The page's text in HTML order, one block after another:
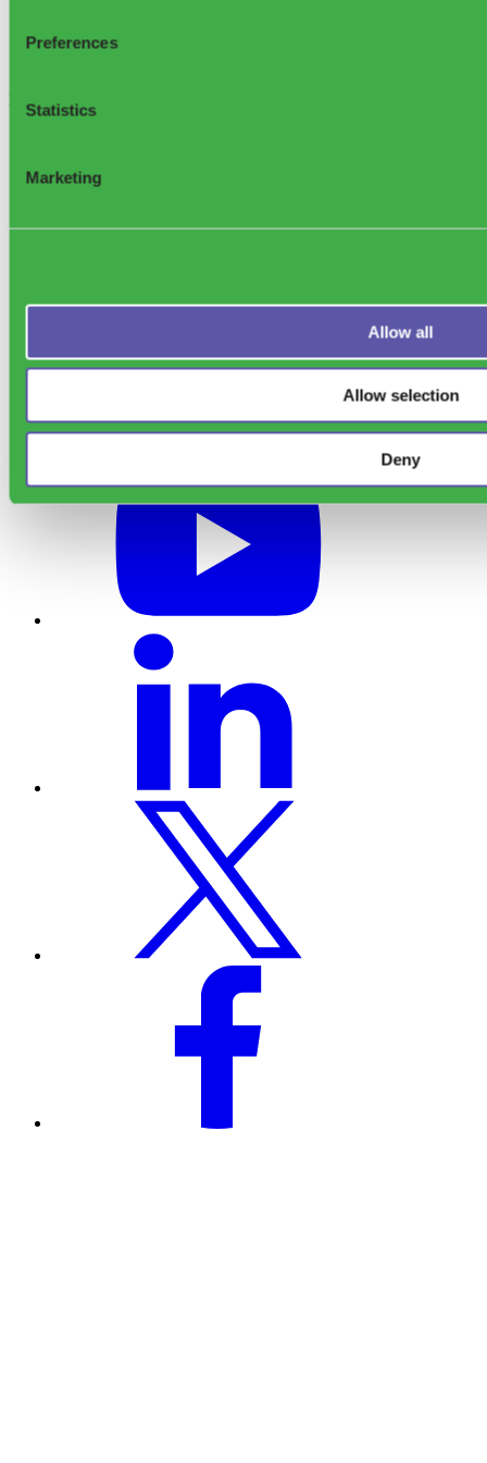
Preferences
Statistics
Marketing
Allow all
Allow selection
Deny
Newbury St. 5th Floor, Boston, MA 02115, USA